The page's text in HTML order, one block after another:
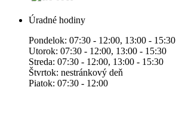
Úradné hodiny
Pondelok: 07:30 - 12:00, 13:00 - 15:30
Utorok: 07:30 - 12:00, 13:00 - 15:30
Streda: 07:30 - 12:00, 13:00 - 15:30
Štvrtok: nestránkový deň
Piatok: 07:30 - 12:00